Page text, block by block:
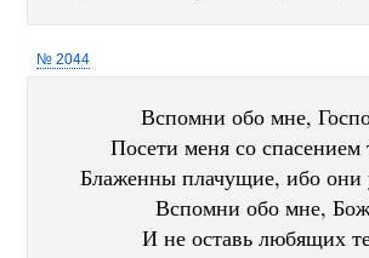
№ 2044
Вспомни обо мне,
Посети меня со спасением
Блаженны плачущие, ибо они
Вспомни обо мне,
И не оставь любящих